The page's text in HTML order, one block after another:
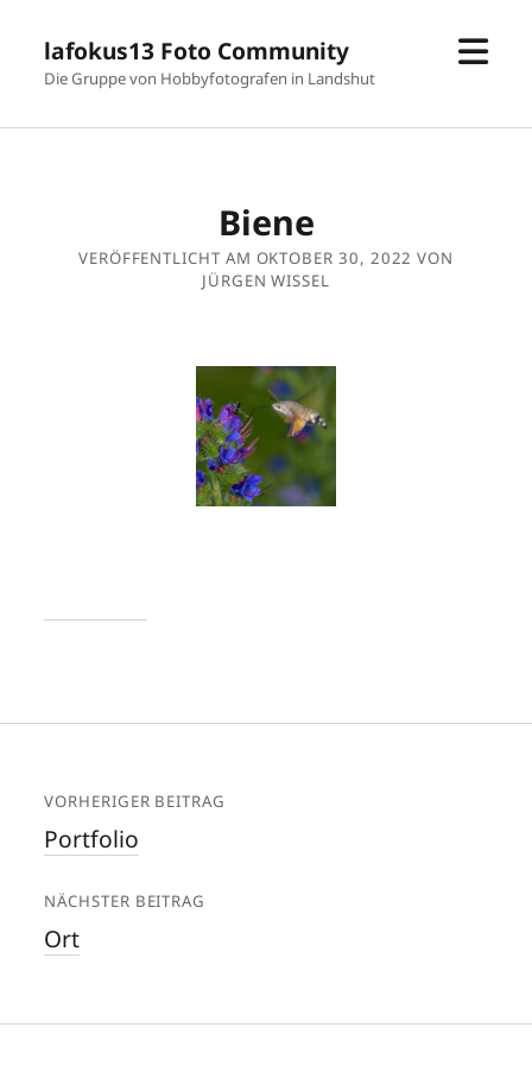
lafokus13 Foto Community
Die Gruppe von Hobbyfotografen in Landshut
Biene
VERÖFFENTLICHT AM OKTOBER 30, 2022 VON
JÜRGEN WISSEL
VORHERIGER BEITRAG
Portfolio
NÄCHSTER BEITRAG
Ort